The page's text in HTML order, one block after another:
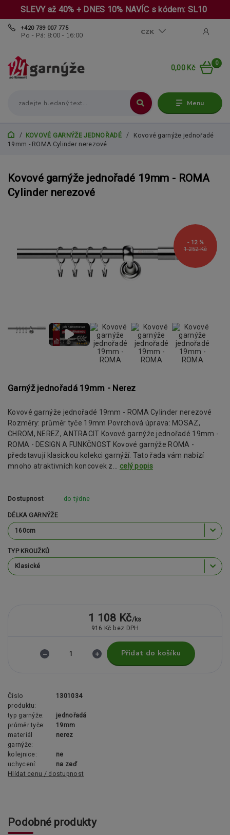
SLEVY až 40% + DNES 10% NAVÍC s kódem: SL10
Menu
CZK
+420 739 007 775
Po - Pá: 8:00 - 16:00
0
0,00 Kč
KOVOVÉ GARNÝŽE JEDNOŘADÉ
Kovové garnýže jednořadé
19mm - ROMA Cylinder nerezové
Kovové garnýže jednořadé 19mm - ROMA
Cylinder nerezové
1 252 Kč
- 12 %
Garnýž jednořadá 19mm - Nerez
Kovové garnýže jednořadé 19mm - ROMA Cylinder nerezové
Rozměry: průměr tyče 19mm Povrchová úprava: MOSAZ,
CHROM, NEREZ, ANTRACIT Kovové garnýže jednořadé 19mm -
ROMA - DESIGN A FUNKČNOST Kovové garnýže ROMA -
představují klasickou kolekci garnýží. Tato řada vám nabízí
mnoho atraktivních koncovek z... celý popis
Dostupnost do týdne
DÉLKA GARNÝŽE
TYP KROUŽKŮ
1 108 Kč/ks
916 Kč bez DPH
Přidat do košíku
Číslo
produktu:
1301034
typ garnýže:
jednořadá
průměr tyče:
19mm
materiál
garnýže:
nerez
kolejnice:
ne
uchycení:
na zeď
Hlídat cenu / dostupnost
Podobné produkty